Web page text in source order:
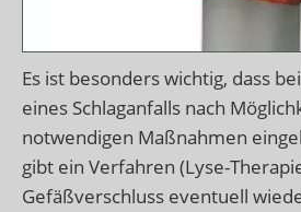
Es ist besonders wichtig, dass
eines Schlaganfalls nach
notwendigen Maßnahmen
gibt ein Verfahren (Lyse-
Gefäßverschluss eventuell